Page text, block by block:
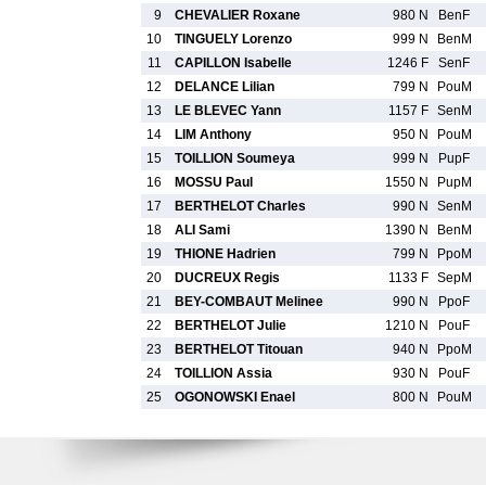
9
CHEVALIER Roxane 980 N
BenF
10
TINGUELY Lorenzo 999 N
BenM
11
CAPILLON Isabelle 1246 F
SenF
12
DELANCE Lilian 799 N
PouM
13
LE BLEVEC Yann 1157 F SenM
14
LIM Anthony 950 N
PouM
15
TOILLION Soumeya 999 N
PupF
16
MOSSU Paul 1550 N
PupM
17
BERTHELOT Charles 990 N
SenM
18
ALI Sami 1390 N
BenM
19
THIONE Hadrien 799 N
PpoM
20
DUCREUX Regis 1133 F SepM
21
BEY-COMBAUT Melinee 990 N
PpoF
22
BERTHELOT Julie 1210 N
PouF
23
BERTHELOT Titouan 940 N
PpoM
24
TOILLION Assia 930 N
PouF
25
OGONOWSKI Enael 800 N PouM